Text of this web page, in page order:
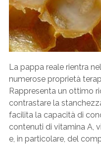
La pappa reale rientra
numerose proprietà
Rappresenta un ottimo
contrastare la
facilita la capacità di
contenuti di vitamina A,
e, in particolare, del